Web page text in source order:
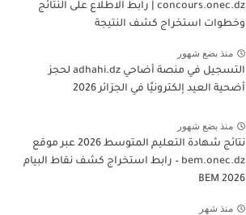
concours.onec.dz | رابط الاطلاع على النتائج
وخطوات استخراج كشف النتيجة
منذ بضع شهور
التسجيل في منصة أضاحي adhahi.dz لحجز
أضحية العيد إلكترونيًا في الجزائر 2026
منذ بضع شهور
نتائج شهادة التعليم المتوسط 2026 عبر موقع
bem.onec.dz – رابط استخراج كشف نقاط البيام
BEM 2026
منذ شهر